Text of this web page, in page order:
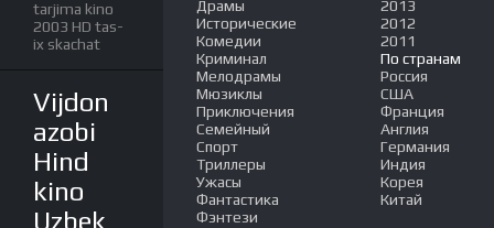
tarjima kino
2003 HD tas-
ix skachat
Vijdon
azobi
Hind
kino
Uzbek
Драмы
Исторические
Комедии
Криминал
Мелодрамы
Мюзиклы
Приключения
Семейный
Спорт
Триллеры
Ужасы
Фантастика
Фэнтези
2013
2012
2011
По странам
Россия
США
Франция
Англия
Германия
Индия
Корея
Китай